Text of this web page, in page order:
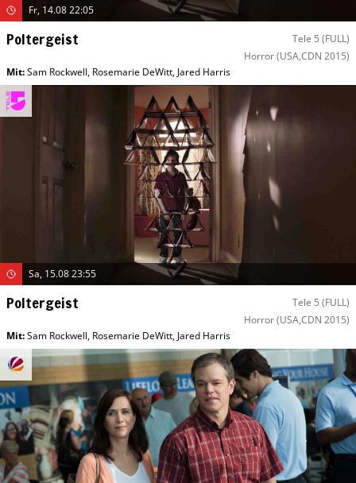
Fr, 14.08 22:05
Poltergeist
Tele 5 (FULL)
Horror(USA,CDN 2015)
Mit:Sam Rockwell, Rosemarie DeWitt, Jared Harris
Sa, 15.08 23:55
Poltergeist
Tele 5 (FULL)
Horror(USA,CDN 2015)
Mit:Sam Rockwell, Rosemarie DeWitt, Jared Harris